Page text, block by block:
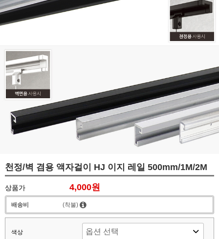
천정/벽 겸용 액자걸이 HJ 이지 레일 500mm/1M/2M
상품가 4,000원
배송비 (착불)
색상